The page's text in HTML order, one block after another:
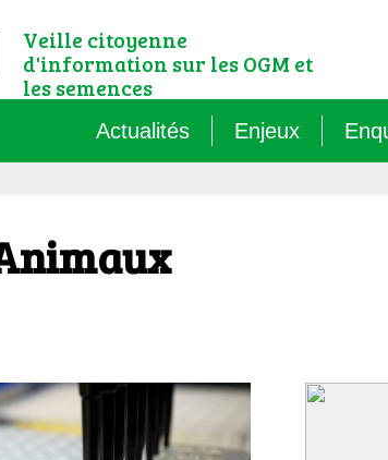
Veille citoyenne
d'information sur les OGM et
les semences
Actualités Enjeux
Quels sont les